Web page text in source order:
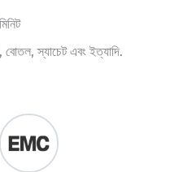
স্যাচেট এবং ইত্যাদি.